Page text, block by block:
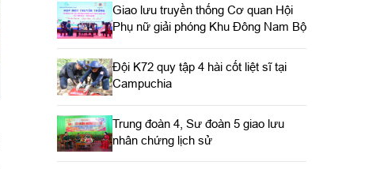
Giao lưu truyền thống Cơ quan Hội
Phụ nữ giải phóng Khu Đông Nam Bộ
Đội K72 quy tập 4 hài cốt liệt sĩ tại
Campuchia
Trung đoàn 4, Sư đoàn 5 giao lưu
nhân chứng lịch sử